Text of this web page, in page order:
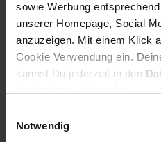
sowie Werbung
unserer Homepage, Social
anzuzeigen. Mit einem Klick
Cookie Verwendung ein.
kannst Du jederzeit in den
Notwendig
Payback Punkte
Produktbeschreibung
Große Funktionsvielfalt, kleines